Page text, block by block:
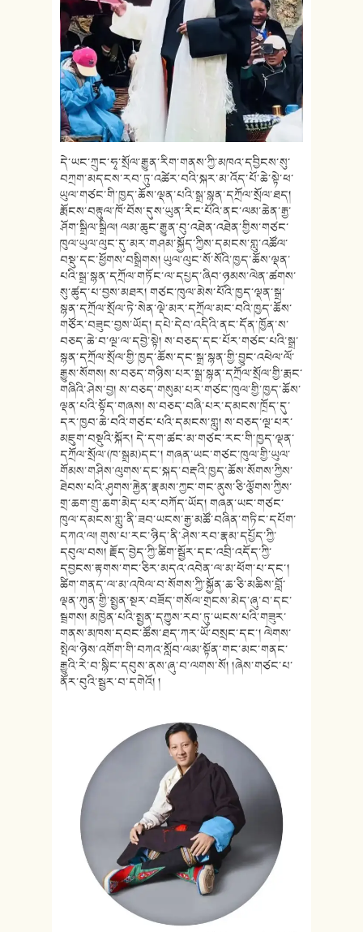
དེ་ཡང་ཀྲུང་ཧྭ་སྲོལ་རྒྱུན་རིག་གནས་ཀྱི་མཁའ་དབྱིངས་སུ་
བཀྲག་མདངས་རབ་ཏུ་འཚེར་བའི་སྐར་མ་འོད་པོ་ཆེ་སྟེ་ཕ་
ཡུལ་གཙང་གི་ཁྱད་ཆོས་ལྡན་པའི་སྒྲ་སྙན་དཀྲོལ་སྲོལ་ཐད།
རྨོངས་བརྟུལ་ཁོ་བོས་དུས་ཡུན་རིང་པོའི་ནང་ལམ་ཆེན་རྒྱ་
ཤོག་སྒྲིལ་སྒྲིལ། ལམ་ཆུང་རྒྱུན་བུ་འཐེན་འཐེན་གྱིས་གཙང་
ཁུལ་ཡུལ་ལུང་དུ་མར་གཤམ་སྐྱོད་ཀྱིས་དམངས་གླུ་འཚོལ་
བསྡུ་དང་ཕྱོགས་བསྒྲིགས། ཡུལ་ལུང་སོ་སོའི་ཁྱད་ཆོས་ལྡན་
པའི་སྒྲ་སྙན་དཀྲོལ་གཏོང་ལ་དཔྱད་ཞིབ་ཉམས་ལེན་ཚགས་
སུ་ཚུད་པ་བྱས་མཐར། གཙང་ཁུལ་མེས་པོའི་ཁྱད་ལྡན་སྒྲ་
སྙན་དཀྲོལ་སྲོལ་ཏེ་སེན་ལྡེ་མར་དཀྲོལ་མང་བའི་ཁྱད་ཆོས་
གཙོར་བཟུང་བྱས་ཡོད། དཔེ་དེབ་འདིའི་ནང་དོན་ཁྱོན་ས་
བཅད་ཆེ་བ་ལྔ་ལ་དབྱེ་སྟེ། ས་བཅད་དང་པོར་གཙང་པའི་སྒྲ་
སྙན་དཀྲོལ་སྲོལ་གྱི་ཁྱད་ཆོས་དང་སྒྲ་སྙན་གྱི་བྱུང་འཕེལ་ལོ་
རྒྱུས་སོགས། ས་བཅད་གཉིས་པར་སྒྲ་སྙན་དཀྲོལ་སྲོལ་གྱི་རྨང་
གཞིའི་ཤེས་བྱ། ས་བཅད་གསུམ་པར་གཙང་ཁུལ་གྱི་ཁྱད་ཆོས་
ལྡན་པའི་སྟོད་གཞས། ས་བཅད་བཞི་པར་དམངས་ཁྲོད་དུ་
དར་ཁྱབ་ཆེ་བའི་གཙང་པའི་དམངས་གླུ། ས་བཅད་ལྔ་པར་
མཇུག་བསྡུའི་སྐོར། དེ་དག་ཚང་མ་གཙང་རང་གི་ཁྱད་ལྡན་
དཀྲོལ་སྲོལ་(ཁ་སྒྲམ)དང་། གཞན་ཡང་གཙང་ཁུལ་གྱི་ཡུལ་
གོམས་གཤིས་ལུགས་དང་སྐད་བརྡའི་ཁྱད་ཆོས་སོགས་ཀྱིས་
ཐེབས་པའི་ཤུགས་རྐྱེན་རྣམས་ཀྱང་གང་ནུས་ཅི་ལྕོགས་ཀྱིས་
གྲ་ཆག་གྲུ་ཆག་མེད་པར་བཀོད་ཡོད། གཞན་ཡང་གཙང་
ཁུལ་དམངས་གླུ་ནི་ཟབ་ཡངས་རྒྱ་མཚོ་བཞིན་གཏིང་དཔོག་
དཀའ་ལ། གུས་པ་རང་ཉིད་ནི་ཤེས་རབ་རྣམ་དཔྱོད་ཀྱི་
དབུལ་བས། རྗོད་བྱེད་ཀྱི་ཚིག་སྦྱོར་དང་འབྲི་འདོད་ཀྱི་
དབྱངས་རྟགས་གང་ཅིར་མདའ་འབེན་ལ་མ་ཕོག་པ་དང་།
ཚིག་གནད་ལ་མ་འཁེལ་བ་སོགས་ཀྱི་སྐྱོན་ཆ་ཅི་མཆིས་བློ་
ལྡན་ཀུན་གྱི་སྤྱན་སྔར་བཟོད་གསོལ་གྲངས་མེད་ཞུ་བ་དང་
སྦྲགས། མཁྱེན་པའི་སྤྱན་དཀྱུས་རབ་ཏུ་ཡངས་པའི་གཟུར་
གནས་མཁས་དབང་ཚོས་ཐད་ཀར་ཡོ་བསྲང་དང་། ལེགས་
སྤེལ་ཉེས་འགོག་གི་བཀའ་སློབ་ལམ་སྟོན་གང་མང་གནང་
རྒྱུའི་རེ་བ་སྙིང་དབུས་ནས་ཞུ་བ་ལགས་སོ། །ཞེས་གཙང་པ་
ནོར་བུའི་སྦྱར་བ་དགེའོ། །